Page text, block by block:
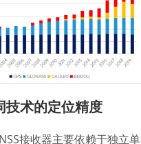
技术的定位精度
接收器主要依赖于独立单